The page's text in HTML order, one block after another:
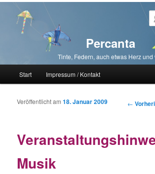
Percanta
Tinte, Federn, auch etwas Herz und
Zum primären Inhalt springen
Zum sekundären Inhalt springen
Start Impressum / Kontakt
←
Musik
Veröffentlicht am18. Januar 2009